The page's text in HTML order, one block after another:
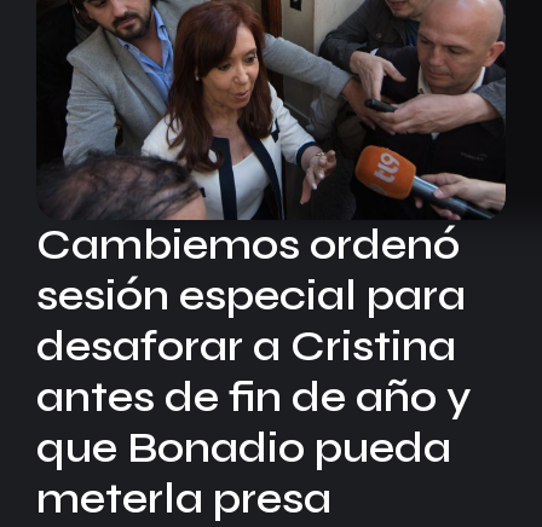
Cambiemos ordenó
sesión especial para
desaforar a Cristina
antes de fin de año y
que Bonadio pueda
meterla presa